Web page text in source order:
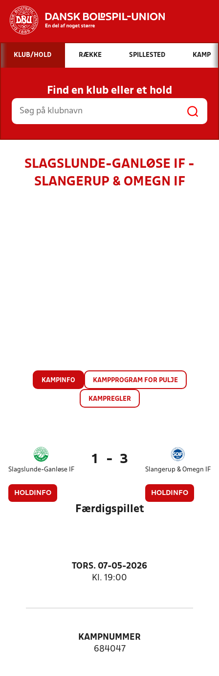
Hvad vil du søge efter?
INDHOLD OG NYHEDER
STILLINGER, RESULTATER, KLUBBER OG
HOLD
KLUB/HOLD RÆKKE SPILLESTED KAMP
Find en klub eller et hold
SLAGSLUNDE-GANLØSE IF -
SLANGERUP & OMEGN IF
KAMPINFO KAMPPROGRAM FOR PULJE
KAMPREGLER
Slagslunde-Ganløse IF
HOLDINFO
1 - 3
Slangerup & Omegn IF
HOLDINFO
Færdigspillet
TORS. 07-05-2026
Kl. 19:00
KAMPNUMMER
684047